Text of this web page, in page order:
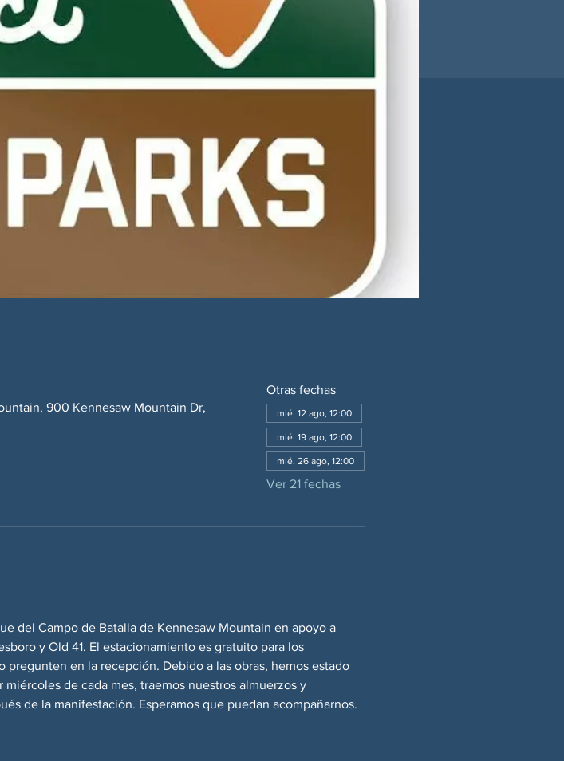
900 Kennesaw Mountain Dr,
Otras fechas
mié, 12 ago, 12:00
mié, 19 ago, 12:00
mié, 26 ago, 12:00
Ver 21 fechas
del Campo de Batalla de Kennesaw Mountain en apoyo a
y Old 41. El estacionamiento es gratuito para los
pregunten en la recepción. Debido a las obras, hemos estado
de cada mes, traemos nuestros almuerzos y
de la manifestación. Esperamos que puedan acompañarnos.